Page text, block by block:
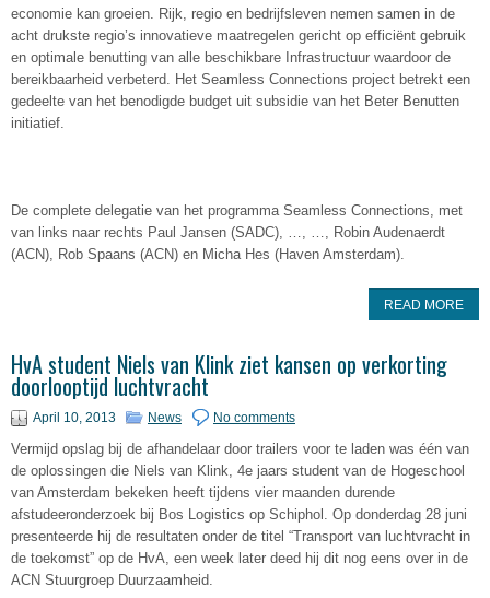
economie kan groeien. Rijk, regio en bedrijfsleven nemen samen in de
acht drukste regio’s innovatieve maatregelen gericht op efficiënt gebruik
en optimale benutting van alle beschikbare Infrastructuur waardoor de
bereikbaarheid verbeterd. Het Seamless Connections project betrekt een
gedeelte van het benodigde budget uit subsidie van het Beter Benutten
initiatief.
De complete delegatie van het programma Seamless Connections, met
van links naar rechts Paul Jansen (SADC), …, …, Robin Audenaerdt
(ACN), Rob Spaans (ACN) en Micha Hes (Haven Amsterdam).
READ MORE
HvA student Niels van Klink ziet kansen op verkorting
doorlooptijd luchtvracht
April 10, 2013 News No comments
Vermijd opslag bij de afhandelaar door trailers voor te laden was één van
de oplossingen die Niels van Klink, 4e jaars student van de Hogeschool
van Amsterdam bekeken heeft tijdens vier maanden durende
afstudeeronderzoek bij Bos Logistics op Schiphol. Op donderdag 28 juni
presenteerde hij de resultaten onder de titel “Transport van luchtvracht in
de toekomst” op de HvA, een week later deed hij dit nog eens over in de
ACN Stuurgroep Duurzaamheid.